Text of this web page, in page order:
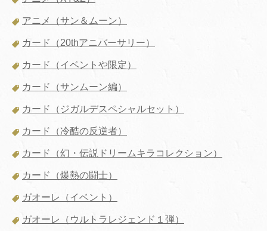
アニメ（サン＆ムーン）
カード（20thアニバーサリー）
カード（イベントや限定）
カード（サンムーン編）
カード（ジガルデスペシャルセット）
カード（冷酷の反逆者）
カード（幻・伝説ドリームキラコレクション）
カード（爆熱の闘士）
ガオーレ（イベント）
ガオーレ（ウルトラレジェンド１弾）